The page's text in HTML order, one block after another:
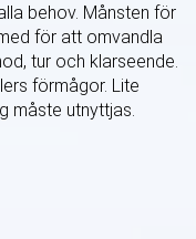
behov. Månsten för
för att omvandla
tur och klarseende.
förmågor. Lite
måste utnyttjas.